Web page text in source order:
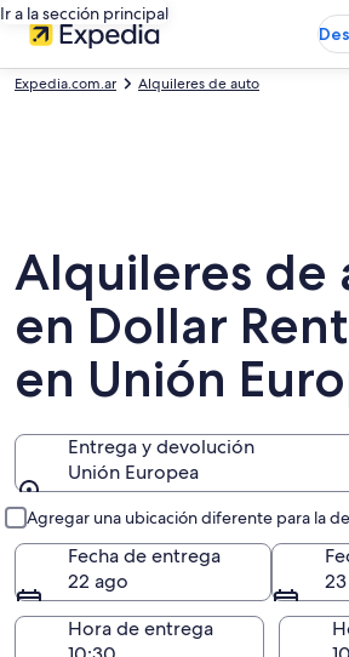
Ir a la sección principal
Expedia.com.ar Alquileres de auto
Alquileres de
en Dollar
en Unión
Entrega y devolución
Unión Europea
Agregar una ubicación diferente para la
Fecha de entrega
22 ago
Hora de entrega